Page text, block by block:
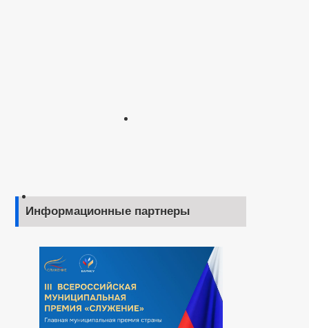
Информационные партнеры